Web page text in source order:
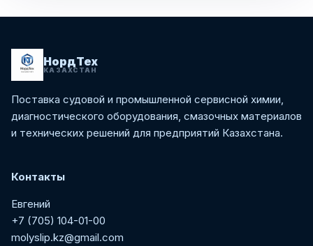
НордТех
КАЗАХСТАН
Поставка судовой и промышленной сервисной химии,
диагностического оборудования, смазочных материалов
и технических решений для предприятий Казахстана.
Контакты
Евгений
+7 (705) 104-01-00
molyslip.kz@gmail.com